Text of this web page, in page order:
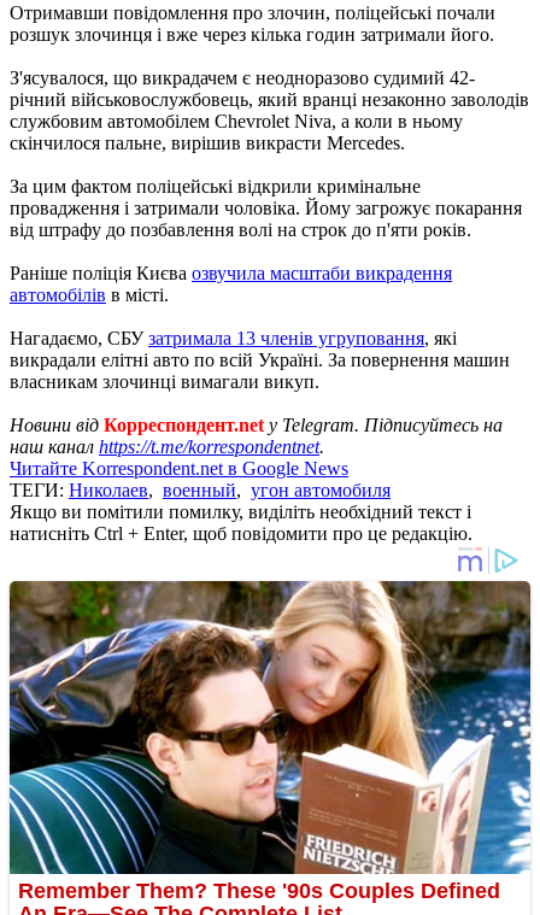
Отримавши повідомлення про злочин, поліцейські почали
розшук злочинця і вже через кілька годин затримали його.
З'ясувалося, що викрадачем є неодноразово судимий 42-
річний військовослужбовець, який вранці незаконно заволодів
службовим автомобілем Chevrolet Niva, а коли в ньому
скінчилося пальне, вирішив викрасти Mercedes.
За цим фактом поліцейські відкрили кримінальне
провадження і затримали чоловіка. Йому загрожує покарання
від штрафу до позбавлення волі на строк до п'яти років.
Раніше поліція Києва озвучила масштаби викрадення
автомобілів в місті.
Нагадаємо, СБУзатримала 13 членів угруповання, які
викрадали елітні авто по всій Україні. За повернення машин
власникам злочинці вимагали викуп.
Новини від Корреспондент.net у Telegram. Підписуйтесь на
наш канал https://t.me/korrespondentnet.
Читайте Korrespondent.net в Google News
ТЕГИ: Николаев, военный, угон автомобиля
Якщо ви помітили помилку, виділіть необхідний текст і
натисніть Ctrl + Enter, щоб повідомити про це редакцію.